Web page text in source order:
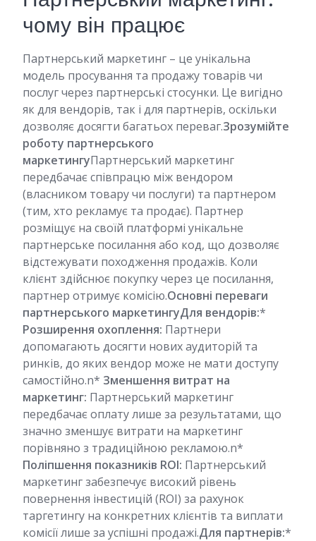
чому він працює
Партнерський маркетинг – це унікальна
модель просування та продажу товарів чи
послуг через партнерські стосунки. Це вигідно
як для вендорів, так і для партнерів, оскільки
дозволяє досягти багатьох переваг.Зрозумійте
роботу партнерського
маркетингуПартнерський маркетинг
передбачає співпрацю між вендором
(власником товару чи послуги) та партнером
(тим, хто рекламує та продає). Партнер
розміщує на своїй платформі унікальне
партнерське посилання або код, що дозволяє
відстежувати походження продажів. Коли
клієнт здійснює покупку через це посилання,
партнер отримує комісію.Основні переваги
партнерського маркетингуДля вендорів:*
Розширення охоплення: Партнери
допомагають досягти нових аудиторій та
ринків, до яких вендор може не мати доступу
самостійно.n* Зменшення витрат на
маркетинг: Партнерський маркетинг
передбачає оплату лише за результатами, що
значно зменшує витрати на маркетинг
порівняно з традиційною рекламою.n*
Поліпшення показників ROI: Партнерський
маркетинг забезпечує високий рівень
повернення інвестицій (ROI) за рахунок
таргетингу на конкретних клієнтів та виплати
комісії лише за успішні продажі.Для партнерів:*